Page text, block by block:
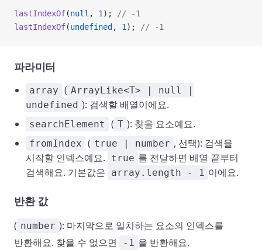
lastIndexOf(null , 1 );
// -1
lastIndexOf(undefined , 1 ); // -1
파라미터
array ( ArrayLike<T> | null |
undefined ): 검색할 배열이에요.
searchElement ( T ): 찾을 요소예요.
fromIndex ( true | number , 선택): 검색을
시작할 인덱스예요.
true 를 전달하면 배열 끝부터
검색해요. 기본값은
array.length - 1 이에요.
반환 값
( number ): 마지막으로 일치하는 요소의 인덱스를
반환해요. 찾을 수 없으면
-1 을 반환해요.